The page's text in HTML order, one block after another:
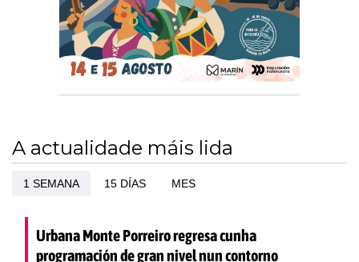
A actualidade máis lida
1 SEMANA 15 DÍAS MES
Urbana Monte Porreiro regresa cunha
programación de gran nivel nun contorno